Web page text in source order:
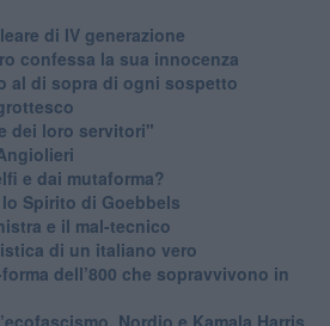
di IV generazione
confessa la sua innocenza
al di sopra di ogni sospetto
dei loro servitori"
e dai mutaforma?
Spirito di Goebbels
e il mal-tecnico
di un italiano vero
dell’800 che sopravvivono in
Nordio e Kamala Harris